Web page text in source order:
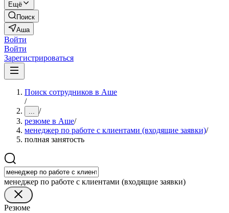
Ещё
Поиск
Аша
Войти
Войти
Зарегистрироваться
Поиск сотрудников в Аше
/
... /
резюме в Аше/
менеджер по работе с клиентами (входящие заявки)/
полная занятость
менеджер по работе с клиентами (входящие заявки)
Резюме